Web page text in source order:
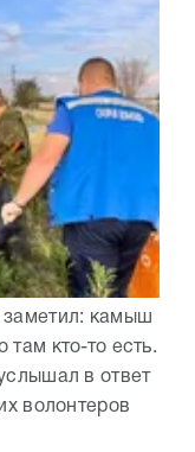
камыш
там кто-то есть.
в ответ
волонтеров